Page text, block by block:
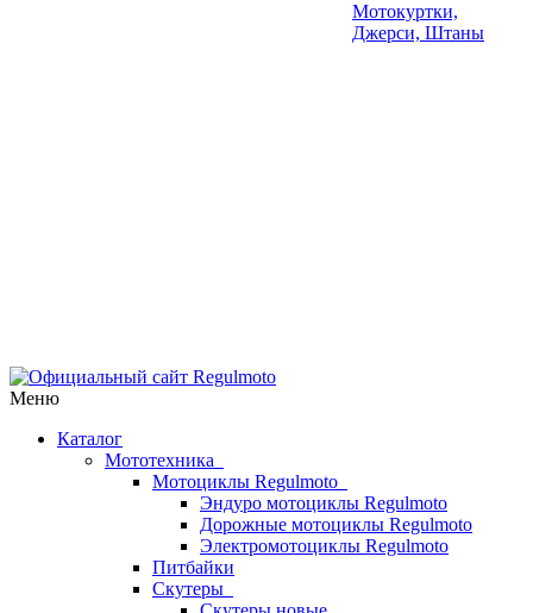
Мотокуртки,
Джерси, Штаны
Меню
Каталог
Мототехника
Мотоциклы Regulmoto
Эндуро мотоциклы Regulmoto
Дорожные мотоциклы Regulmoto
Электромотоциклы Regulmoto
Питбайки
Скутеры